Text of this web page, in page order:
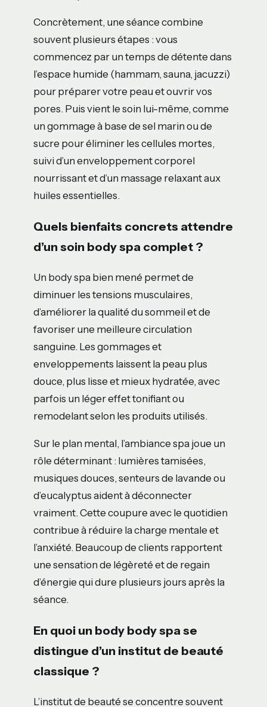
Concrètement, une séance combine
souvent plusieurs étapes : vous
commencez par un temps de détente dans
l’espace humide (hammam, sauna, jacuzzi)
pour préparer votre peau et ouvrir vos
pores. Puis vient le soin lui-même, comme
un gommage à base de sel marin ou de
sucre pour éliminer les cellules mortes,
suivi d’un enveloppement corporel
nourrissant et d’un massage relaxant aux
huiles essentielles.
Quels bienfaits concrets attendre
d’un soin body spa complet ?
Un body spa bien mené permet de
diminuer les tensions musculaires,
d’améliorer la qualité du sommeil et de
favoriser une meilleure circulation
sanguine. Les gommages et
enveloppements laissent la peau plus
douce, plus lisse et mieux hydratée, avec
parfois un léger effet tonifiant ou
remodelant selon les produits utilisés.
Sur le plan mental, l’ambiance spa joue un
rôle déterminant : lumières tamisées,
musiques douces, senteurs de lavande ou
d’eucalyptus aident à déconnecter
vraiment. Cette coupure avec le quotidien
contribue à réduire la charge mentale et
l’anxiété. Beaucoup de clients rapportent
une sensation de légèreté et de regain
d’énergie qui dure plusieurs jours après la
séance.
En quoi un body body spa se
distingue d’un institut de beauté
classique ?
L’institut de beauté se concentre souvent